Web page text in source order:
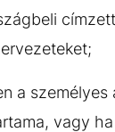
a személyes
vagy